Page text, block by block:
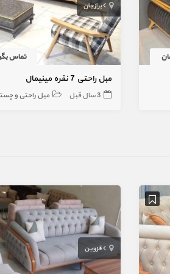
برازجان
تماس
مبل راحتی 7 نفره مینیمال
3 سال قبل مبل راحتی و
قزوین